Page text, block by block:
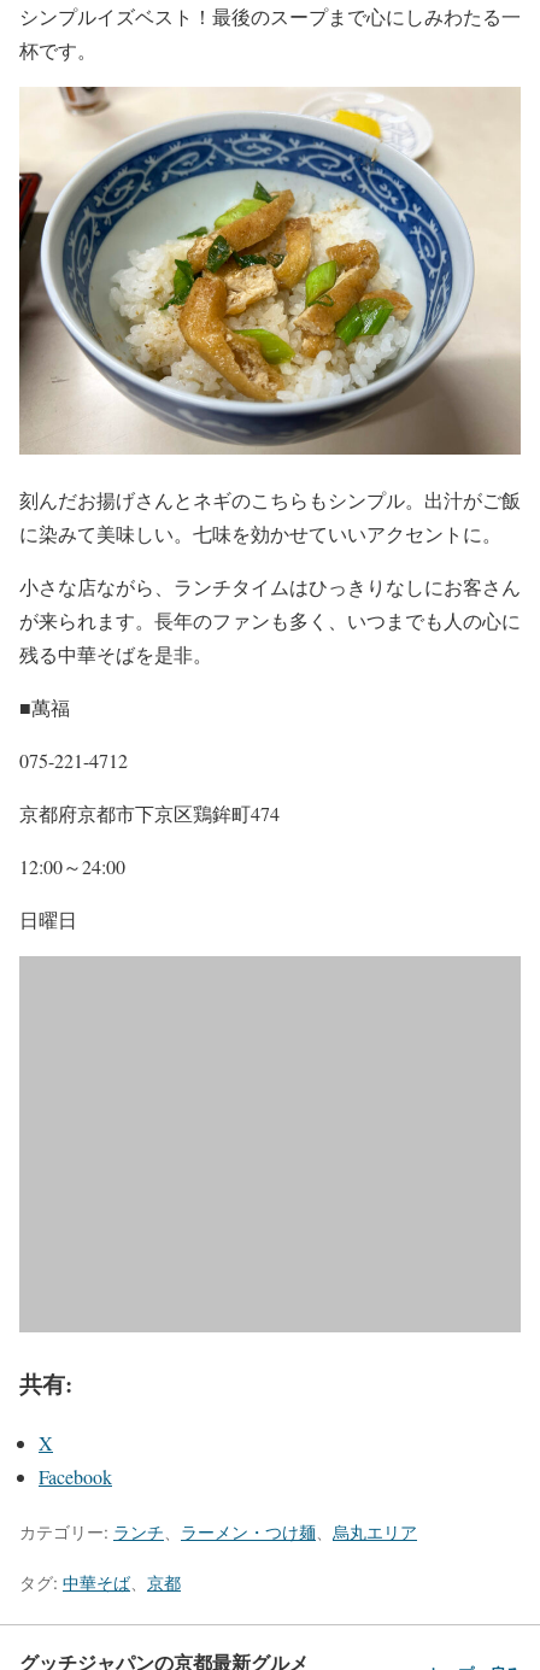
シンプルイズベスト！最後のスープまで心にしみわたる一
杯です。
刻んだお揚げさんとネギのこちらもシンプル。出汁がご飯
に染みて美味しい。七味を効かせていいアクセントに。
小さな店ながら、ランチタイムはひっきりなしにお客さん
が来られます。長年のファンも多く、いつまでも人の心に
残る中華そばを是非。
■萬福
075-221-4712
京都府京都市下京区鶏鉾町474
12:00～24:00
日曜日
共有:
X
Facebook
カテゴリー: ランチ ラーメン・つけ麺 烏丸エリア
タグ: 中華そば、 京都
グッチジャパンの京都最新グルメ